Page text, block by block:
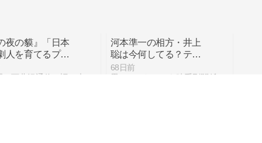
夜の貘』「日本
人を育てるプロ
ト」新進演劇人
演 俳優部門＠シ
河本準一の相方・井上
聡は今何してる？テレ
ビに出ない理由と現在
の活動
68日前